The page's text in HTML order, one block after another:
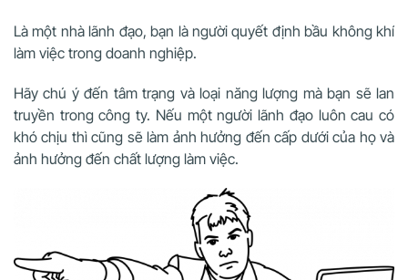
Là một nhà lãnh đạo, bạn là người quyết định bầu không khí
làm việc trong doanh nghiệp.
Hãy chú ý đến tâm trạng và loại năng lượng mà bạn sẽ lan
truyền trong công ty. Nếu một người lãnh đạo luôn cau có
khó chịu thì cũng sẽ làm ảnh hưởng đến cấp dưới của họ và
ảnh hưởng đến chất lượng làm việc.